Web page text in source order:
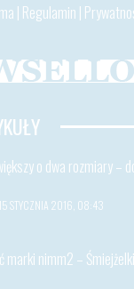
| Regulamin |
o dwa rozmiary –
STYCZNIA 2016, 08:43
marki nimm2 –